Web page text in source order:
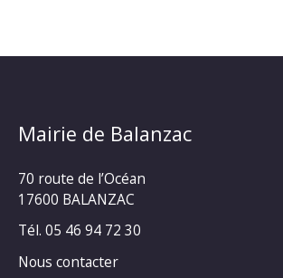
Mairie de Balanzac
70 route de l’Océan
17600 BALANZAC
Tél. 05 46 94 72 30
Nous contacter